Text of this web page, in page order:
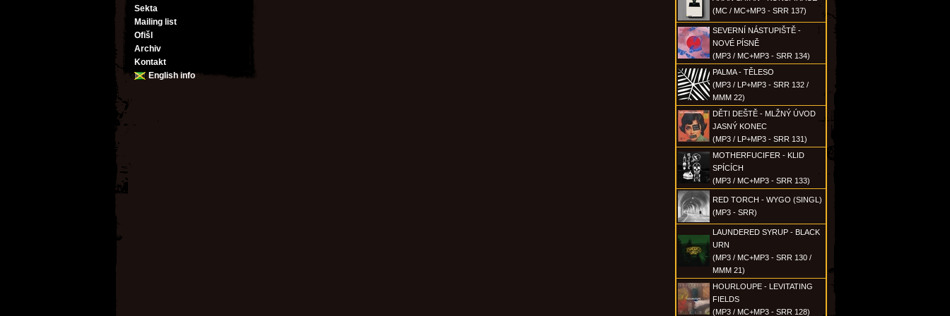
Sekta
Mailing list
Ofišl
Archiv
Kontakt
English info
(MC / MC+MP3 - SRR 137)
SEVERNÍ NÁSTUPIŠTĚ -
NOVÉ PÍSNĚ
(MP3 / MC+MP3 - SRR 134)
PALMA - TĚLESO
(MP3 / LP+MP3 - SRR 132 /
MMM 22)
DĚTI DEŠTĚ - MLŽNÝ ÚVOD
JASNÝ KONEC
(MP3 / LP+MP3 - SRR 131)
MOTHERFUCIFER - KLID
SPÍCÍCH
(MP3 / MC+MP3 - SRR 133)
RED TORCH - WYGO (SINGL)
(MP3 - SRR)
LAUNDERED SYRUP - BLACK
URN
(MP3 / MC+MP3 - SRR 130 /
MMM 21)
HOURLOUPE - LEVITATING
FIELDS
(MP3 / MC+MP3 - SRR 128)